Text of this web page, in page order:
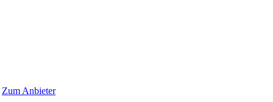
Zum Anbieter